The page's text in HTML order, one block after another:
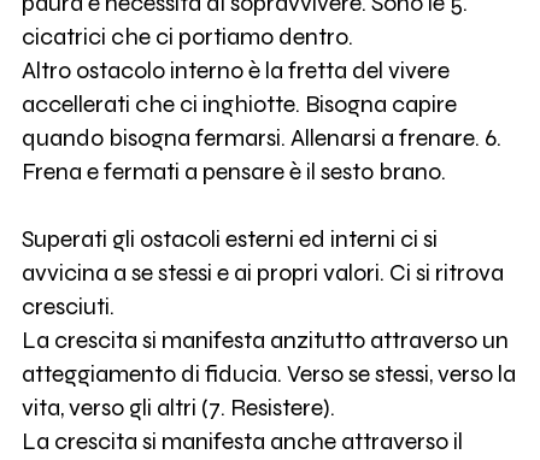
cicatrici che ci portiamo dentro.
Altro ostacolo interno è la fretta del vivere
accellerati che ci inghiotte. Bisogna capire
quando bisogna fermarsi. Allenarsi a frenare. 6.
Frena e fermati a pensare è il sesto brano.
Superati gli ostacoli esterni ed interni ci si
avvicina a se stessi e ai propri valori. Ci si ritrova
cresciuti.
La crescita si manifesta anzitutto attraverso un
atteggiamento di fiducia. Verso se stessi, verso la
vita, verso gli altri (7. Resistere).
La crescita si manifesta anche attraverso il